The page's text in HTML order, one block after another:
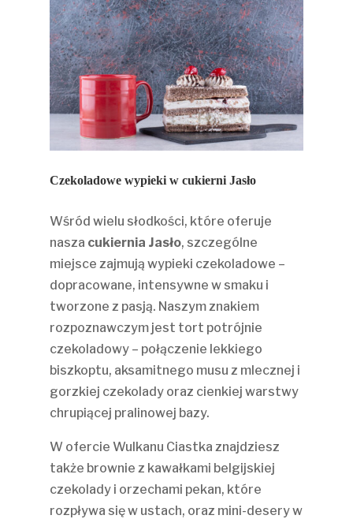
Czekoladowe wypieki w cukierni Jasło
Wśród wielu słodkości, które oferuje
nasza cukiernia Jasło, szczególne
miejsce zajmują wypieki czekoladowe –
dopracowane, intensywne w smaku i
tworzone z pasją. Naszym znakiem
rozpoznawczym jest tort potrójnie
czekoladowy – połączenie lekkiego
biszkoptu, aksamitnego musu z mlecznej i
gorzkiej czekolady oraz cienkiej warstwy
chrupiącej pralinowej bazy.
W ofercie Wulkanu Ciastka znajdziesz
także brownie z kawałkami belgijskiej
czekolady i orzechami pekan, które
rozpływa się w ustach, oraz mini-desery w